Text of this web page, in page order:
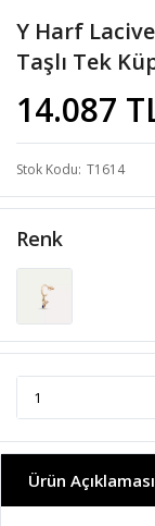
Y Harf
Taşlı Tek
14.087
Stok Kodu T1614
Renk
Ürün Açıklaması